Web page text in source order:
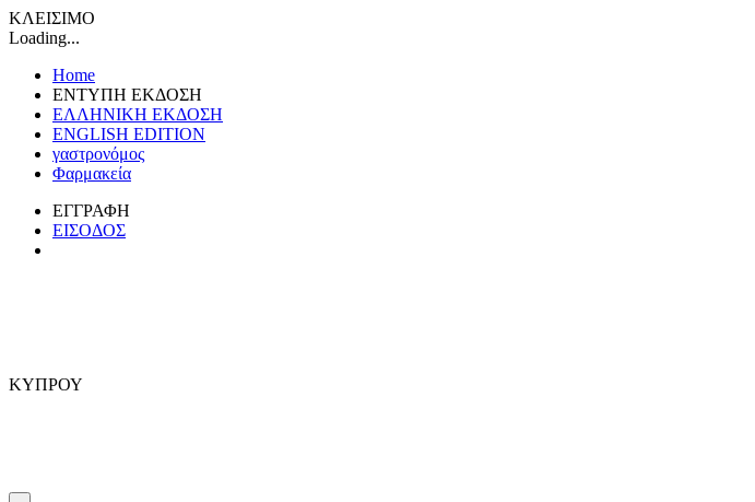
ΚΛΕΙΣΙΜΟ
Loading...
Home
ΕΝΤΥΠΗ ΕΚΔΟΣΗ
ΕΛΛΗΝΙΚΗ ΕΚΔΟΣΗ
ENGLISH EDITION
γαστρονόμος
Φαρμακεία
ΕΓΓΡΑΦΗ
ΕΙΣΟΔΟΣ
ΚΥΠΡΟΥ